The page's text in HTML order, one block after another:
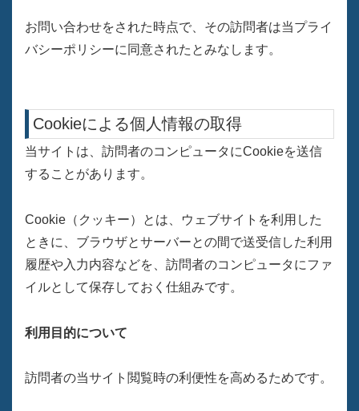
お問い合わせをされた時点で、その訪問者は当プライ
バシーポリシーに同意されたとみなします。
Cookieによる個人情報の取得
当サイトは、訪問者のコンピュータにCookieを送信
することがあります。
Cookie（クッキー）とは、ウェブサイトを利用した
ときに、ブラウザとサーバーとの間で送受信した利用
履歴や入力内容などを、訪問者のコンピュータにファ
イルとして保存しておく仕組みです。
利用目的について
訪問者の当サイト閲覧時の利便性を高めるためです。